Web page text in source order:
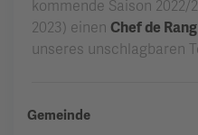
kommende Saison 2022/
2023) einen Chef de
unseres unschlagbaren
Gemeinde